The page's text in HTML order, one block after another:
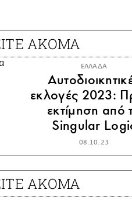
ΑΚΟΜΑ
ΕΛΛΑΔΑ
εκλογές 2023:
εκτίμηση από
Singular
08.10.23
ΑΚΟΜΑ